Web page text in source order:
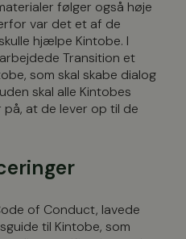
følger også høje
var det et af de
hjælpe Kintobe. I
Transition et
som skal skabe dialog
skal alle Kintobes
at de lever op til de
of Conduct, lavede
til Kintobe, som